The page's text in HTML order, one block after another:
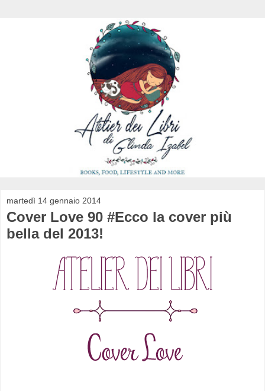
martedì 14 gennaio 2014
Cover Love 90 #Ecco la cover più
bella del 2013!